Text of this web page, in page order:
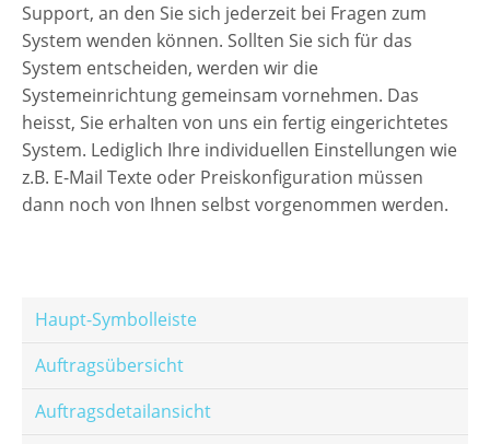
Support, an den Sie sich jederzeit bei Fragen zum
System wenden können. Sollten Sie sich für das
System entscheiden, werden wir die
Systemeinrichtung gemeinsam vornehmen. Das
heisst, Sie erhalten von uns ein fertig eingerichtetes
System. Lediglich Ihre individuellen Einstellungen wie
z.B. E-Mail Texte oder Preiskonfiguration müssen
dann noch von Ihnen selbst vorgenommen werden.
Haupt-Symbolleiste
Auftragsübersicht
Auftragsdetailansicht